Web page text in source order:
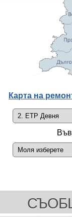
Карта на